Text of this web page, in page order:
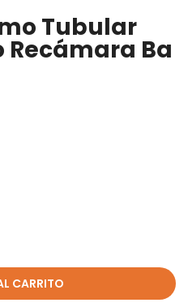
Tubular
Ba
CARRITO